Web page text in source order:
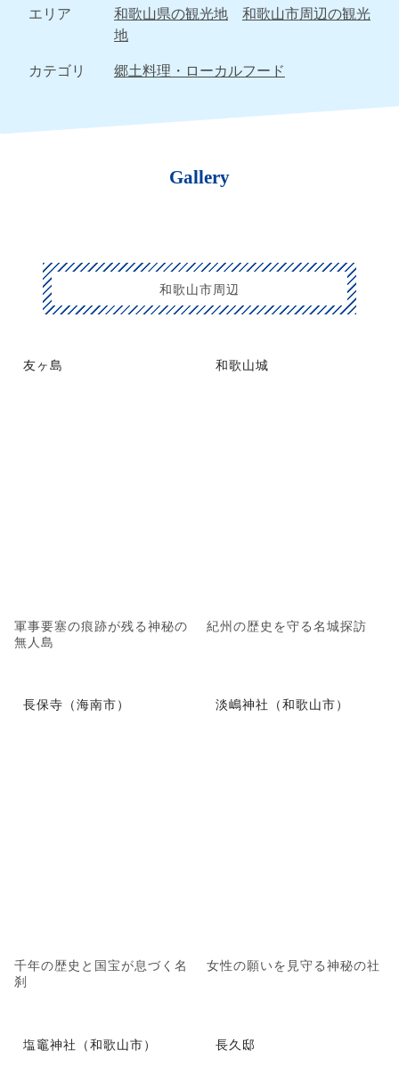
エリア
和歌山県の観光地
和歌山市周辺の観光
地
カテゴリ
郷土料理・ローカルフード
Gallery
和歌山市周辺
友ヶ島
軍事要塞の痕跡が残る神秘の
無人島
和歌山城
紀州の歴史を守る名城探訪
長保寺（海南市）
千年の歴史と国宝が息づく名
刹
淡嶋神社（和歌山市）
女性の願いを見守る神秘の社
塩竈神社（和歌山市） 長久邸